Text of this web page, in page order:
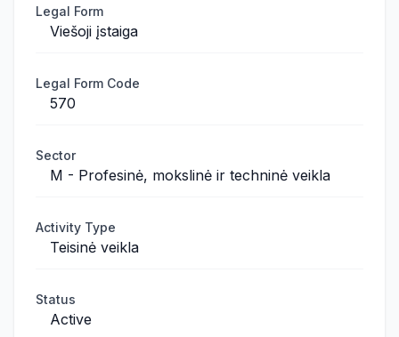
Legal Form
Viešoji įstaiga
Legal Form Code
570
Sector
M - Profesinė, mokslinė ir techninė veikla
Activity Type
Teisinė veikla
Status
Active